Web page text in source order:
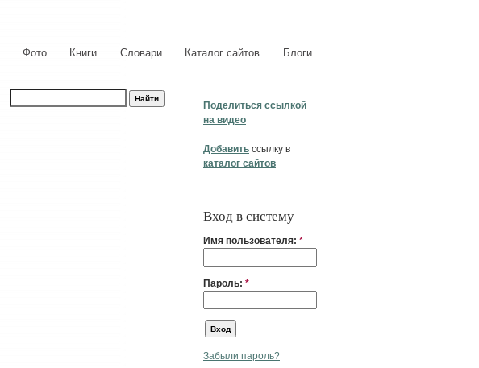
Фото Книги Словари Каталог сайтов Блоги
Поделиться ссылкой
на видео
Добавить ссылку в
каталог сайтов
Вход в систему
Имя пользователя: *
Пароль: *
Забыли пароль?